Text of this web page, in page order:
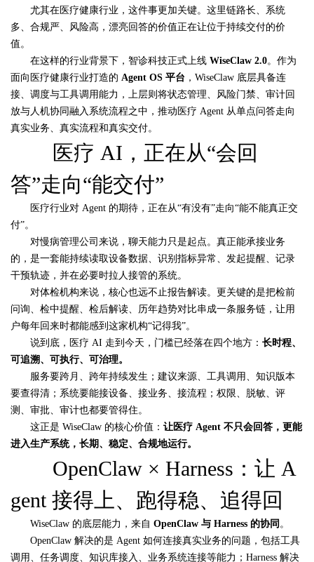
尤其在医疗健康行业，这件事更加关键。这里链路长、系统
多、合规严、风险高，漂亮回答的价值正在让位于持续交付的价
值。
在这样的行业背景下，智诊科技正式上线 WiseClaw 2.0。作为
面向医疗健康行业打造的 Agent OS 平台 ，WiseClaw 底层具备连
接、调度与工具调用能力，上层则将状态管理、风险门禁、审计回
放与人机协同融入系统流程之中，推动医疗 Agent 从单点问答走向
真实业务、真实流程和真实交付。
医疗 AI，正在从“会回
答”走向“能交付”
医疗行业对 Agent 的期待，正在从“有没有”走向“能不能真正交
付”。
对慢病管理公司来说，聊天能力只是起点。真正能承接业务
的，是一套能持续读取设备数据、识别指标异常、发起提醒、记录
干预轨迹，并在必要时拉人接管的系统。
对体检机构来说，核心也远不止报告解读。更关键的是把检前
问询、检中提醒、检后解读、历年趋势对比串成一条服务链，让用
户每年回来时都能感到这家机构“记得我”。
说到底，医疗 AI 走到今天，门槛已经落在四个地方： 长时程、
可追溯、可执行、可治理。
服务要跨月、跨年持续发生；建议来源、工具调用、知识版本
要查得清；系统要能接设备、接业务、接流程；权限、脱敏、评
测、审批、审计也都要管得住。
这正是 WiseClaw 的核心价值： 让医疗 Agent 不只会回答，更能
进入生产系统，长期、稳定、合规地运行。
OpenClaw × Harness：让 A
gent 接得上、跑得稳、追得回
WiseClaw 的底层能力，来自 OpenClaw 与 Harness 的协同 。
OpenClaw 解决的是 Agent 如何连接真实业务的问题，包括工具
调用、任务调度、知识库接入、业务系统连接等能力；Harness 解决